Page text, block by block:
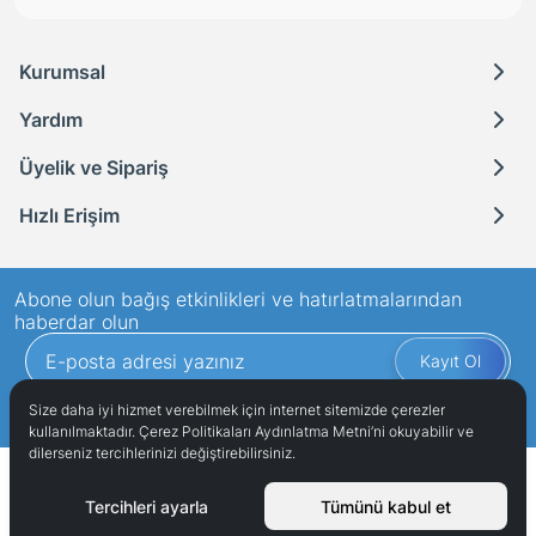
Kurumsal
Yardım
Üyelik ve Sipariş
Hızlı Erişim
Abone olun bağış etkinlikleri ve hatırlatmalarından
haberdar olun
Kayıt Ol
Gizlilik politikasınıokudum ve elektronik posta almayı kabul ediyorum.
Çağdaş Eğitim Kooperatifi
saklıdır.
Size daha iyi hizmet verebilmek için internet sitemizde çerezler
kullanılmaktadır. Çerez Politikaları Aydınlatma Metni’ni okuyabilir ve
dilerseniz tercihlerinizi değiştirebilirsiniz.
Tercihleri ayarla Tümünü kabul et